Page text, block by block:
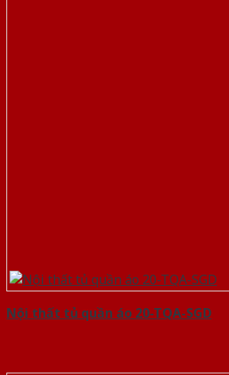
Nội thất tủ quần áo 20-TQA-SGD